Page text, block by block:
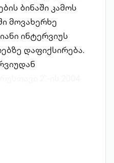
ბინაში კამოს
მოვახერხე
ინტერვიუს
დაფიქსირება.
კრემლში
კანდიდ